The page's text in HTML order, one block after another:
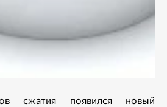
сжатия появился новый